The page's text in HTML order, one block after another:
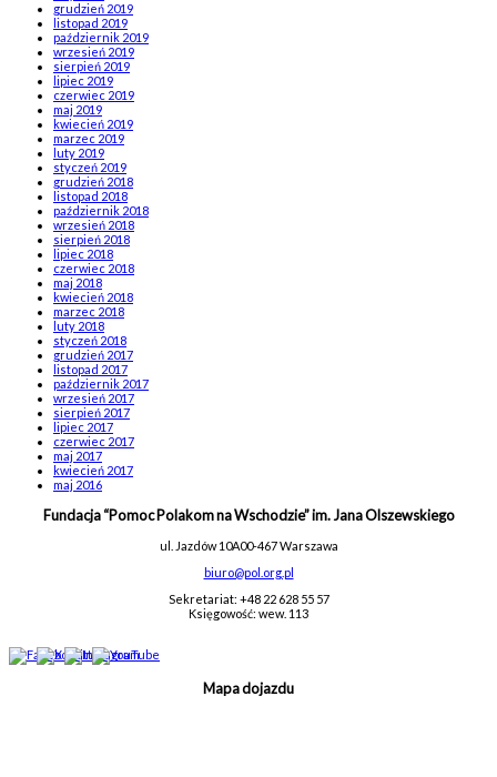
grudzień 2019
listopad 2019
październik 2019
wrzesień 2019
sierpień 2019
lipiec 2019
czerwiec 2019
maj 2019
kwiecień 2019
marzec 2019
luty 2019
styczeń 2019
grudzień 2018
listopad 2018
październik 2018
wrzesień 2018
sierpień 2018
lipiec 2018
czerwiec 2018
maj 2018
kwiecień 2018
marzec 2018
luty 2018
styczeń 2018
grudzień 2017
listopad 2017
październik 2017
wrzesień 2017
sierpień 2017
lipiec 2017
czerwiec 2017
maj 2017
kwiecień 2017
maj 2016
Fundacja “Pomoc Polakom na Wschodzie” im. Jana Olszewskiego
ul. Jazdów 10A00-467 Warszawa
biuro@pol.org.pl
Sekretariat: +48 22 628 55 57
Księgowość: wew. 113
Mapa dojazdu